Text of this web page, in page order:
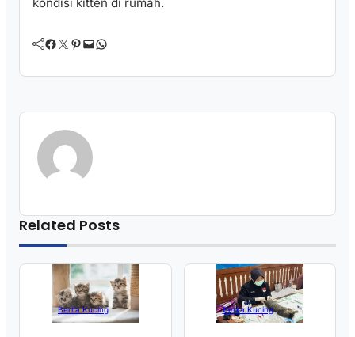
Facebook Twitter Pinterest Mail WhatsApp
Related Posts
Berita Kucing Berita Kucing